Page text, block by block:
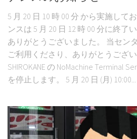
5 月 20 日 10 時 00 分 から実施して
ンスは 5 月 20 日 12 時 00 分に終了
ありがとうございました。 当セン
ご利用くださり、ありがとうござ
SHIROKANE の NoMachine Terminal
を停止します。 5 月 20 日 (月) 10:00...